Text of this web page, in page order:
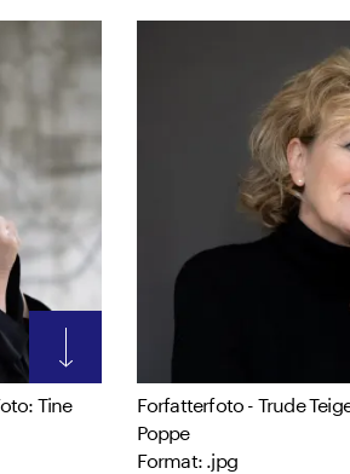
Tine
Forfatterfoto - Trude
Poppe
Format: .jpg